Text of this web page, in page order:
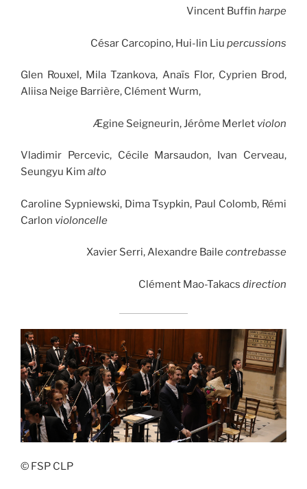
Vincent Buffin harpe
César Carcopino, Hui-lin Liu percussions
Glen Rouxel, Mila Tzankova, Anaïs Flor, Cyprien Brod,
Aliisa Neige Barrière, Clément Wurm,
Ægine Seigneurin, Jérôme Merlet violon
Vladimir Percevic, Cécile Marsaudon, Ivan Cerveau,
Seungyu Kim alto
Caroline Sypniewski, Dima Tsypkin, Paul Colomb, Rémi
Carlon violoncelle
Xavier Serri, Alexandre Baile contrebasse
Clément Mao-Takacs direction
© FSP CLP